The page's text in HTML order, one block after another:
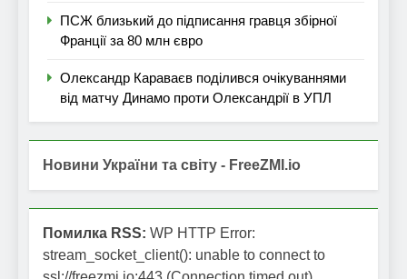
ПСЖ близький до підписання гравця збірної
Франції за 80 млн євро
Олександр Караваєв поділився очікуваннями
від матчу Динамо проти Олександрії в УПЛ
Новини України та світу - FreeZMI.io
Помилка RSS: WP HTTP Error:
stream_socket_client(): unable to connect to